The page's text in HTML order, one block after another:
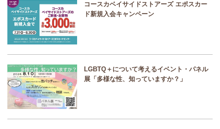
コースカベイサイドストアーズ エポスカー
ド新規入会キャンペーン
LGBTQ＋について考えるイベント・パネル
展「多様な性、知っていますか？」